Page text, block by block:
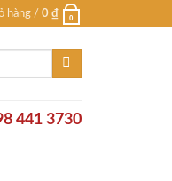
hàng / 0 ₫ 0
441 3730